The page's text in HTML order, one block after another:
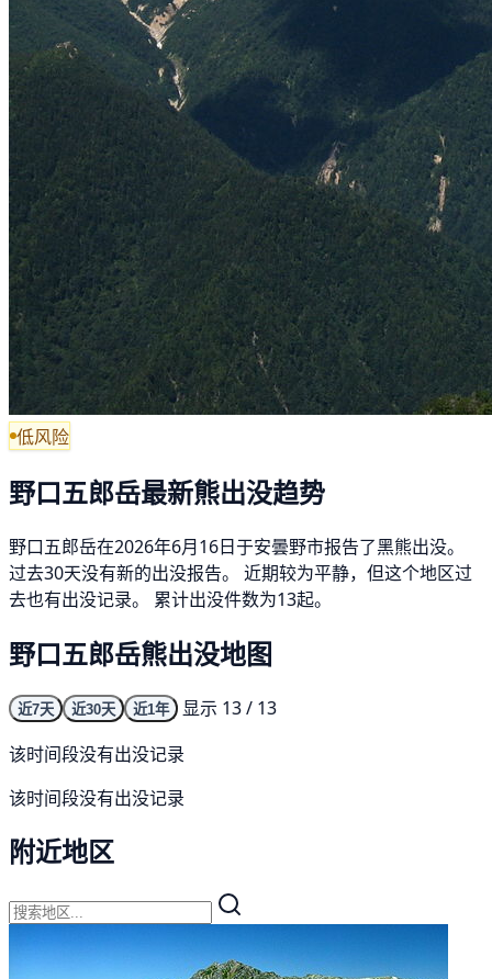
低风险
野口五郎岳最新熊出没趋势
野口五郎岳在2026年6月16日于安曇野市报告了黑熊出没。
过去30天没有新的出没报告。 近期较为平静，但这个地区过
去也有出没记录。 累计出没件数为13起。
野口五郎岳熊出没地图
近7天 近30天 近1年
显示 13 / 13
该时间段没有出没记录
该时间段没有出没记录
附近地区